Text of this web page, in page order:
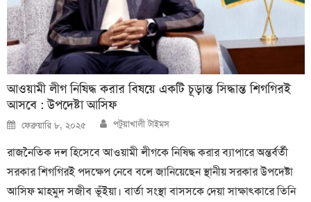
আওয়ামী লীগ নিষিদ্ধ করার বিষয়ে একটি চূড়ান্ত সিদ্ধান্ত শিগগিরই
আসবে : উপদেষ্টা আসিফ
Posted
on
ফেব্রুয়ারি ৮, ২০২৫ Author
পটুয়াখালী টাইমস
রাজনৈতিক দল হিসেবে আওয়ামী লীগকে নিষিদ্ধ করার ব্যাপারে অন্তর্বর্তী
সরকার শিগগিরই পদক্ষেপ নেবে বলে জানিয়েছেন স্থানীয় সরকার উপদেষ্টা
আসিফ মাহমুদ সজীব ভূঁইয়া। বার্তা সংস্থা বাসসকে দেয়া সাক্ষাৎকারে তিনি